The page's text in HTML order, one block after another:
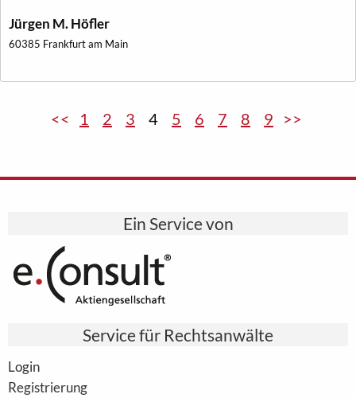
Jürgen M. Höfler
60385 Frankfurt am Main
<< 1 2 3 4 5 6 7 8 9 >>
Ein Service von
Service für Rechtsanwälte
Login
Registrierung